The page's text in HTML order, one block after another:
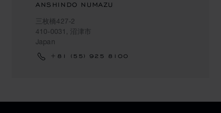
ANSHINDO NUMAZU
三枚橋427-2
410-0031, 沼津市
Japan
+81 (55) 925 8100